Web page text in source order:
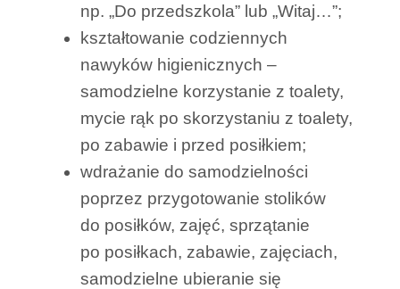
np. „Do przedszkola” lub „Witaj…”;
kształtowanie codziennych
nawyków higienicznych –
samodzielne korzystanie z toalety,
mycie rąk po skorzystaniu z toalety,
po zabawie i przed posiłkiem;
wdrażanie do samodzielności
poprzez przygotowanie stolików
do posiłków, zajęć, sprzątanie
po posiłkach, zabawie, zajęciach,
samodzielne ubieranie się